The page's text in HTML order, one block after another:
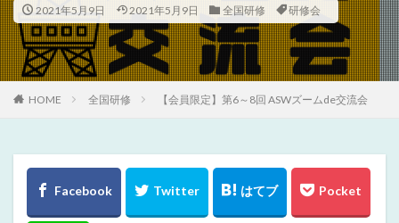
2021年5月9日 2021年5月9日 全国研修 研修会
HOME 全国研修 【会員限定】第6～8回 ASWズームde交流会